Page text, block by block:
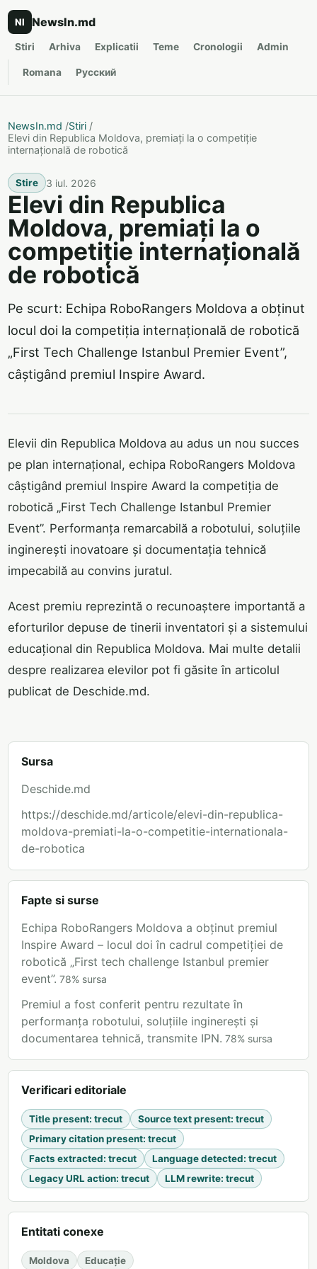
NI NewsIn.md
Stiri Arhiva Explicatii Teme Cronologii Admin
Romana Русский
NewsIn.md /Stiri /
Elevi din Republica Moldova, premiați la o competiție
internațională de robotică
Stire 3 iul. 2026
Elevi din Republica
Moldova, premiați la o
competiție internațională
de robotică
Pe scurt: Echipa RoboRangers Moldova a obținut
locul doi la competiția internațională de robotică
„First Tech Challenge Istanbul Premier Event”,
câștigând premiul Inspire Award.
Elevii din Republica Moldova au adus un nou succes
pe plan internațional, echipa RoboRangers Moldova
câștigând premiul Inspire Award la competiția de
robotică „First Tech Challenge Istanbul Premier
Event”. Performanța remarcabilă a robotului, soluțiile
inginerești inovatoare și documentația tehnică
impecabilă au convins juratul.
Acest premiu reprezintă o recunoaștere importantă a
eforturilor depuse de tinerii inventatori și a sistemului
educațional din Republica Moldova. Mai multe detalii
despre realizarea elevilor pot fi găsite în articolul
publicat de Deschide.md.
Sursa
Deschide.md
https://deschide.md/articole/elevi-din-republica-
moldova-premiati-la-o-competitie-internationala-
de-robotica
Fapte si surse
Echipa RoboRangers Moldova a obținut premiul
Inspire Award – locul doi în cadrul competiției de
robotică „First tech challenge Istanbul premier
event”. 78% sursa
Premiul a fost conferit pentru rezultate în
performanța robotului, soluțiile inginerești și
documentarea tehnică, transmite IPN. 78% sursa
Verificari editoriale
Title present: trecut Source text present: trecut
Primary citation present: trecut
Facts extracted: trecut Language detected: trecut
Legacy URL action: trecut LLM rewrite: trecut
Entitati conexe
Moldova Educație